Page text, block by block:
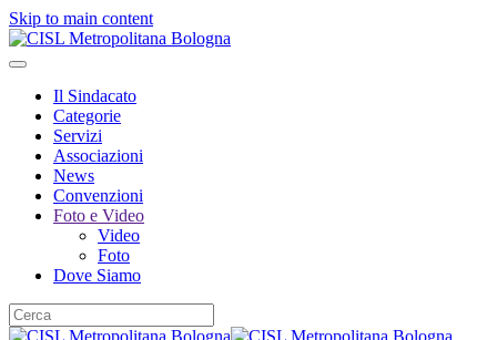
Skip to main content
Il Sindacato
Categorie
Servizi
Associazioni
News
Convenzioni
Foto e Video
Video
Foto
Dove Siamo